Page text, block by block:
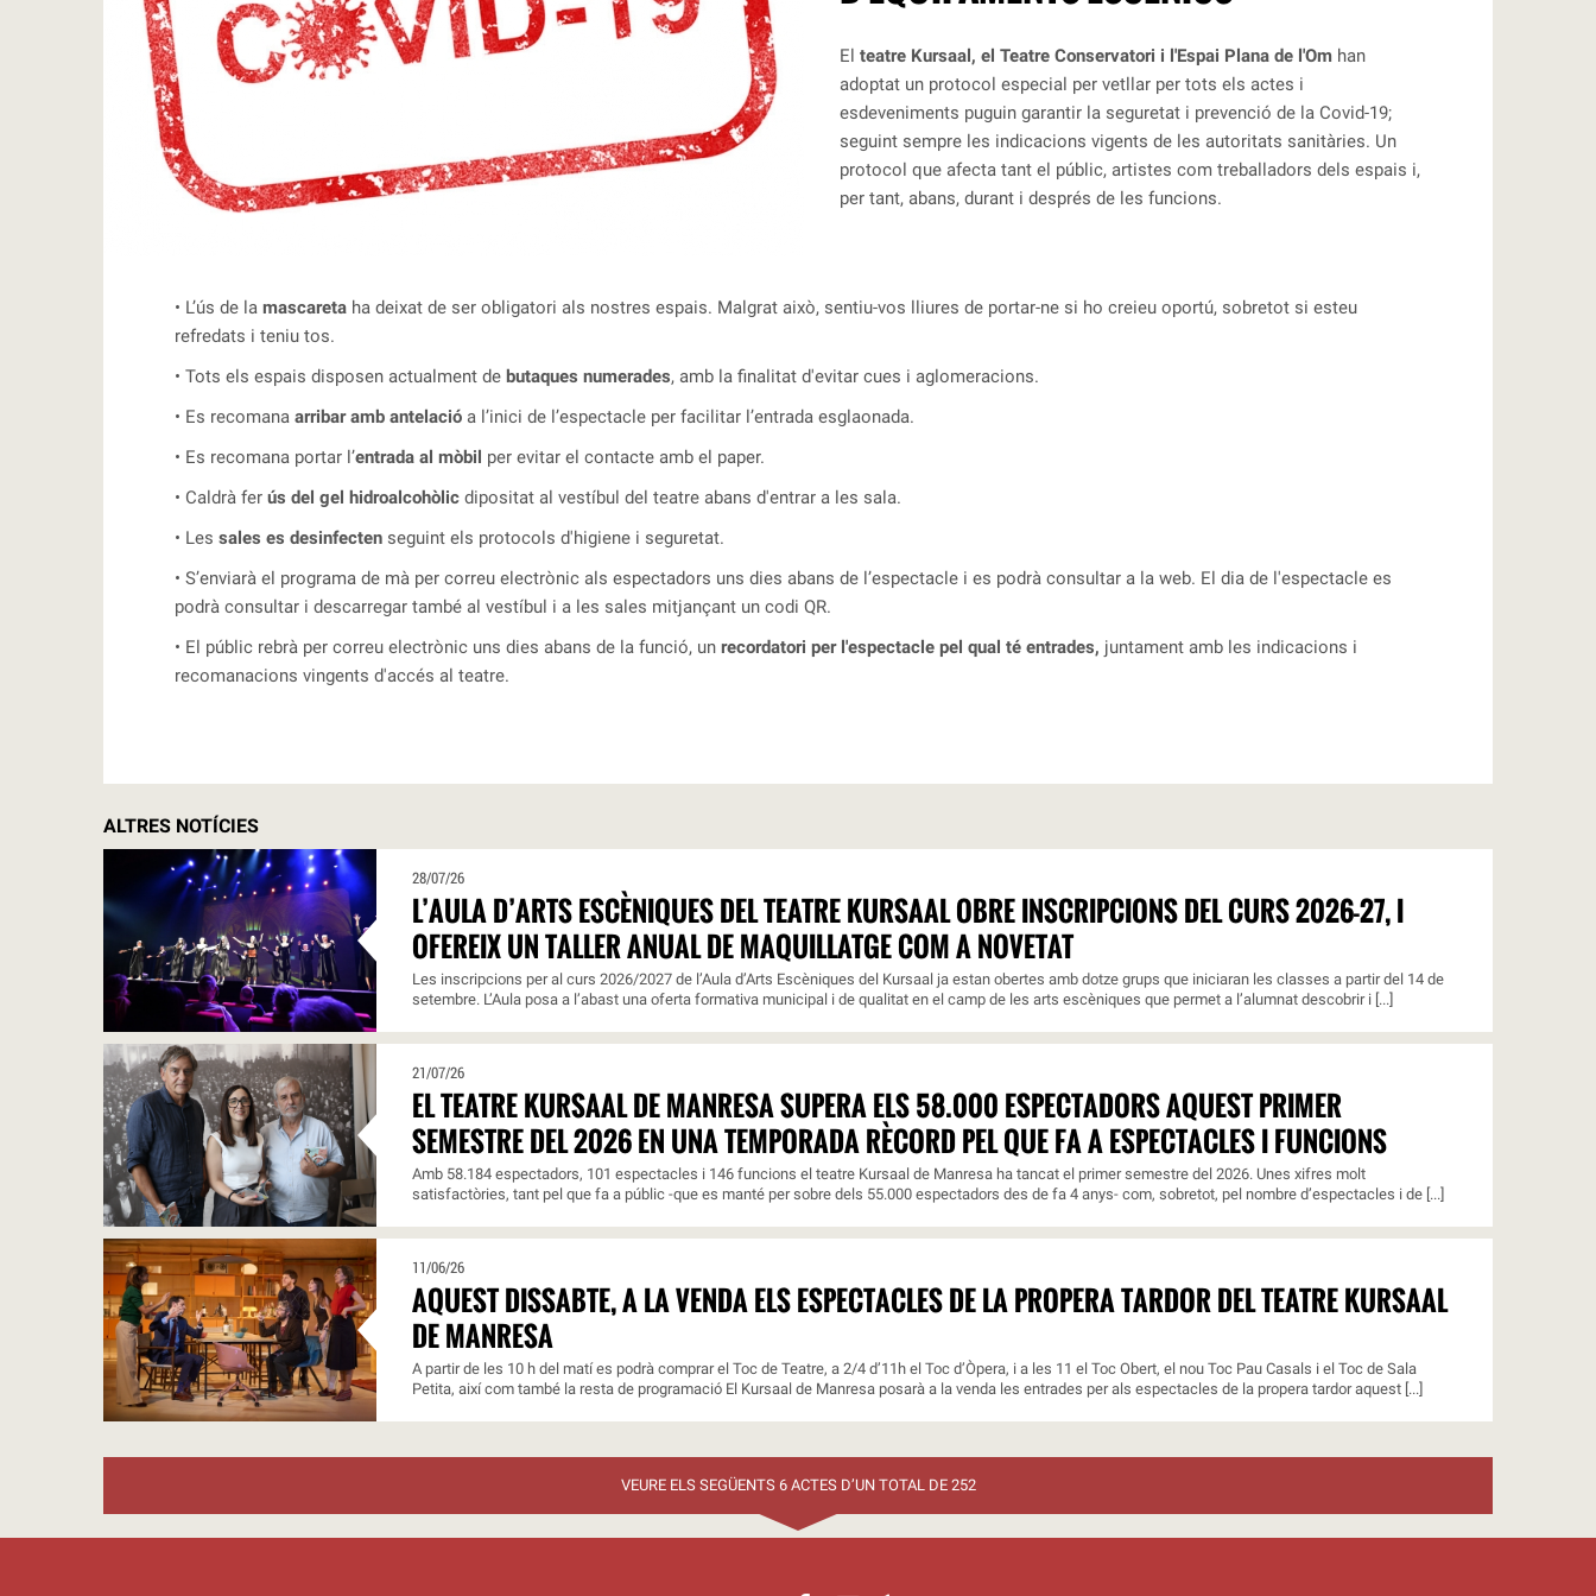
RBLS
El teatre Kursaal, el Teatre Conservatori i l'Espai Plana de l'Om han
adoptat un protocol especial per vetllar per tots els actes i
esdeveniments puguin garantir la seguretat i prevenció de la Covid-19;
seguint sempre les indicacions vigents de les autoritats sanitàries. Un
protocol que afecta tant el públic, artistes com treballadors dels espais i,
per tant, abans, durant i després de les funcions.
• L’ús de la mascareta ha deixat de ser obligatori als nostres espais. Malgrat això, sentiu-vos lliures de portar-ne si ho creieu oportú, sobretot si esteu
refredats i teniu tos.
• Tots els espais disposen actualment de butaques numerades, amb la finalitat d'evitar cues i aglomeracions.
• Es recomana arribar amb antelació a l’inici de l’espectacle per facilitar l’entrada esglaonada.
• Es recomana portar l’entrada al mòbil per evitar el contacte amb el paper.
• Caldrà fer ús del gel hidroalcohòlic dipositat al vestíbul del teatre abans d'entrar a les sala.
• Les sales es desinfecten seguint els protocols d'higiene i seguretat.
• S’enviarà el programa de mà per correu electrònic als espectadors uns dies abans de l’espectacle i es podrà consultar a la web. El dia de l'espectacle es
podrà consultar i descarregar també al vestíbul i a les sales mitjançant un codi QR.
• El públic rebrà per correu electrònic uns dies abans de la funció, un recordatori per l'espectacle pel qual té entrades, juntament amb les indicacions i
recomanacions vingents d'accés al teatre.
ALTRES NOTÍCIES
28/07/26
L’AULA D’ARTS ESCÈNIQUES DEL TEATRE KURSAAL OBRE INSCRIPCIONS DEL CURS 2026-27, I
OFEREIX UN TALLER ANUAL DE MAQUILLATGE COM A NOVETAT
Les inscripcions per al curs 2026/2027 de l’Aula d’Arts Escèniques del Kursaal ja estan obertes amb dotze grups que iniciaran les classes a partir del 14 de
setembre. L’Aula posa a l’abast una oferta formativa municipal i de qualitat en el camp de les arts escèniques que permet a l’alumnat descobrir i [...]
21/07/26
EL TEATRE KURSAAL DE MANRESA SUPERA ELS 58.000 ESPECTADORS AQUEST PRIMER
SEMESTRE DEL 2026 EN UNA TEMPORADA RÈCORD PEL QUE FA A ESPECTACLES I FUNCIONS
Amb 58.184 espectadors, 101 espectacles i 146 funcions el teatre Kursaal de Manresa ha tancat el primer semestre del 2026. Unes xifres molt
satisfactòries, tant pel que fa a públic -que es manté per sobre dels 55.000 espectadors des de fa 4 anys- com, sobretot, pel nombre d’espectacles i de [...]
11/06/26
AQUEST DISSABTE, A LA VENDA ELS ESPECTACLES DE LA PROPERA TARDOR DEL TEATRE KURSAAL
DE MANRESA
A partir de les 10 h del matí es podrà comprar el Toc de Teatre, a 2/4 d’11h el Toc d’Òpera, i a les 11 el Toc Obert, el nou Toc Pau Casals i el Toc de Sala
Petita, així com també la resta de programació El Kursaal de Manresa posarà a la venda les entrades per als espectacles de la propera tardor aquest [...]
VEURE ELS SEGÜENTS 6 ACTES D’UN TOTAL DE 252